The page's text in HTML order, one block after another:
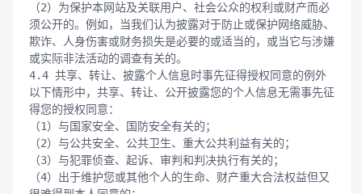
（2）为保护本网站及关联用户、社会公众的权利或财产而必
须公开的。例如，当我们认为披露对于防止或保护网络威胁、
欺诈、人身伤害或财务损失是必要的或适当的，或当它与涉嫌
或实际非法活动的调查有关的。
4.4 共享、转让、披露个人信息时事先征得授权同意的例外
以下情形中，共享、转让、公开披露您的个人信息无需事先征
得您的授权同意：
（1）与国家安全、国防安全有关的；
（2）与公共安全、公共卫生、重大公共利益有关的；
（3）与犯罪侦查、起诉、审判和判决执行有关的；
（4）出于维护您或其他个人的生命、财产重大合法权益但又